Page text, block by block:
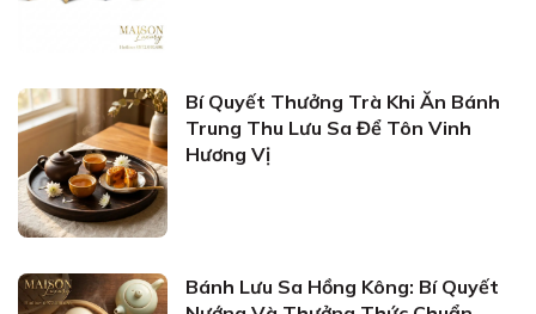
Bí Quyết Thưởng Trà Khi Ăn Bánh
Trung Thu Lưu Sa Để Tôn Vinh
Hương Vị
Bánh Lưu Sa Hồng Kông: Bí Quyết